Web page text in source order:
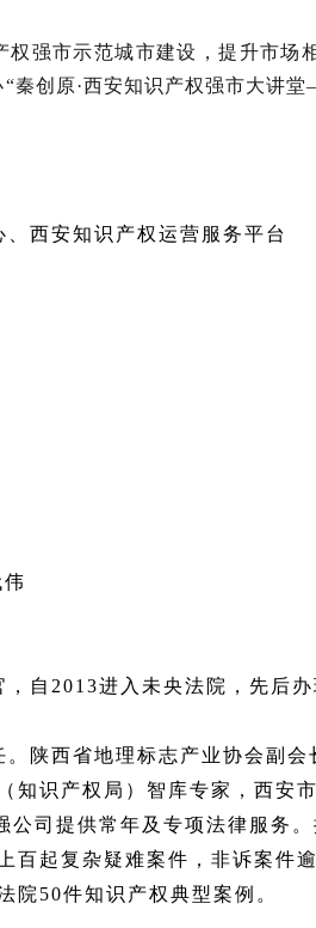
强市示范城市建设，提升市场
秦创原·西安知识产权强市大讲
西安知识产权运营服务平台
自2013进入未央法院，先后
陕西省地理标志产业协会副
识产权局）智库专家，西安
司提供常年及专项法律服务
起复杂疑难案件，非诉案件
院50件知识产权典型案例。